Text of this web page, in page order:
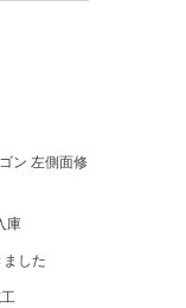
ン 左側面修
庫
した